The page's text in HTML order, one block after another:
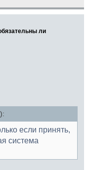
ли
если принять,
система